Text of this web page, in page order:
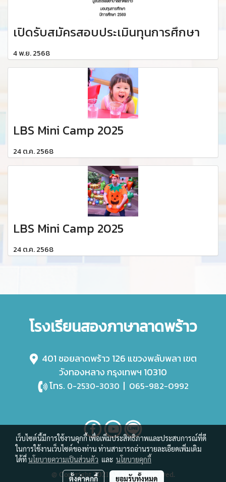
เปิดรับสมัครสอบประเมินทุนการศึกษา
4 พ.ย. 2568
LBS Mini Camp 2025
24 ต.ค. 2568
LBS Mini Camp 2025
24 ต.ค. 2568
โรงเรียนสองภาษาลาดพร้าว
401 ซอยลาดพร้าว 126 แขวงพลับพลา เขต
วังทองหลาง กรุงเทพฯ 10310
โทร. 0-2530-3030 | 065-982-0992
@ Copyright 2021 All Rights Reserved.
เว็บไซต์นี้มีการใช้งานคุกกี้ เพื่อเพิ่มประสิทธิภาพและประสบการณ์ที่ดี
ในการใช้งานเว็บไซต์ของท่าน ท่านสามารถอ่านรายละเอียดเพิ่มเติม
ได้ที่นโยบายความเป็นส่วนตัว และ นโยบายคุกกี้
ตั้งค่าคุกกี้ ยอมรับทั้งหมด